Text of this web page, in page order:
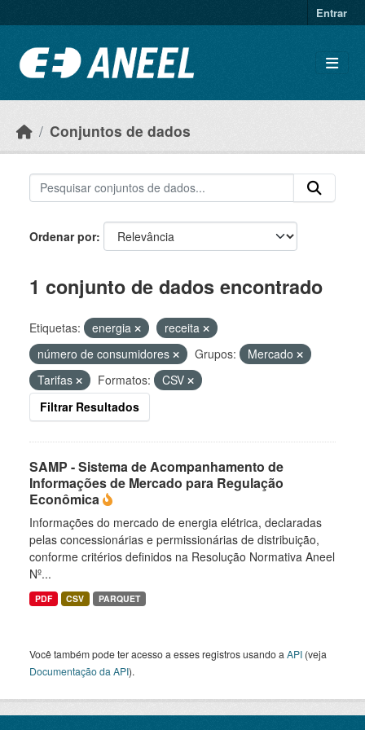
Entrar
Conjuntos de dados
Ordenar por
1 conjunto de dados encontrado
Etiquetas: energia
receita
número de consumidores
Grupos:
Mercado
Tarifas
Formatos:
CSV
Filtrar Resultados
SAMP - Sistema de Acompanhamento de
Informações de Mercado para Regulação
Econômica
Informações do mercado de energia elétrica, declaradas
pelas concessionárias e permissionárias de distribuição,
conforme critérios definidos na Resolução Normativa Aneel
Nº...
PDF CSV PARQUET
Você também pode ter acesso a esses registros usando a API (veja
Documentação da API).